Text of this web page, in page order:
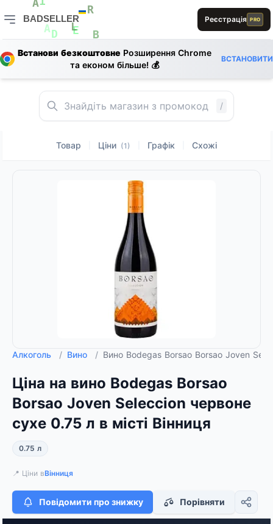
A
A
E
1
L
D
L
D
BADSELLER
BADSELLER — порівняння цін і знижки
Реєстрація PRO
Встанови безкоштовне Розширення Chrome
та економ більше! 💰
ВСТАНОВИТИ
/
Товар Ціни (1) Графік Схожі
Алкоголь / Вино / Вино Bodegas Borsao Borsao Joven
Ціна на вино Bodegas Borsao
Borsao Joven Seleccion червоне
сухе 0.75 л в місті Вінниця
0.75 л
📍 Ціни вВінниця
Повідомити про знижку Порівняти